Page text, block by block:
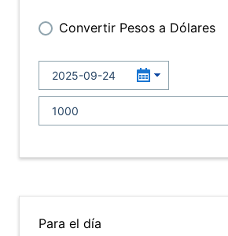
Convertir Pesos a Dólares
Para el día